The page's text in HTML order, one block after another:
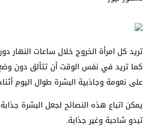
تريد كل امرأة الخروج خلال ساعات النهار
كما تريد في نفس الوقت أن تتألق دون
على نعومة وجاذبية البشرة طوال اليوم
يمكن اتباع هذه النصائح لجعل البشرة
تبدو شاحبة وغير جذابة.